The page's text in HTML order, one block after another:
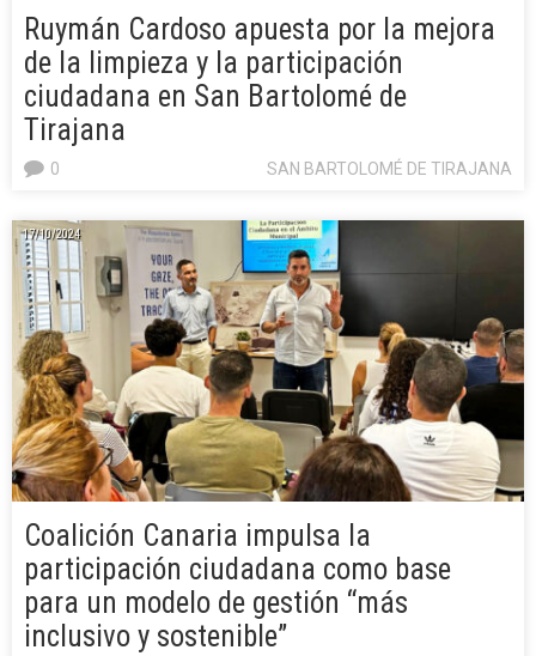
Ruymán Cardoso apuesta por la mejora
de la limpieza y la participación
ciudadana en San Bartolomé de
Tirajana
SAN BARTOLOMÉ DE TIRAJANA
0
17/10/2024
Coalición Canaria impulsa la
participación ciudadana como base
para un modelo de gestión “más
inclusivo y sostenible”